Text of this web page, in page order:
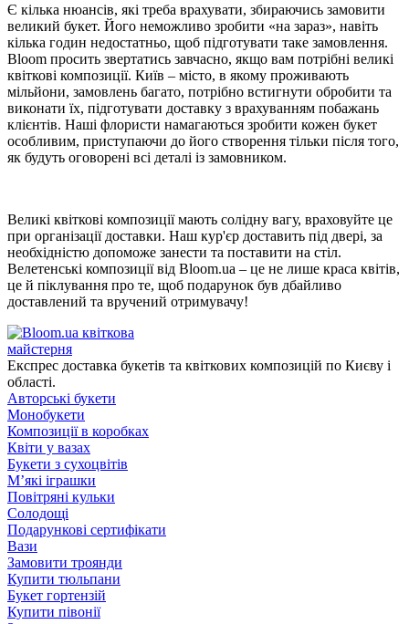
Є кілька нюансів, які треба врахувати, збираючись замовити
великий букет. Його неможливо зробити «на зараз», навіть
кілька годин недостатньо, щоб підготувати таке замовлення.
Bloom просить звертатись завчасно, якщо вам потрібні великі
квіткові композиції. Київ – місто, в якому проживають
мільйони, замовлень багато, потрібно встигнути обробити та
виконати їх, підготувати доставку з врахуванням побажань
клієнтів. Наші флористи намагаються зробити кожен букет
особливим, приступаючи до його створення тільки після того,
як будуть оговорені всі деталі із замовником.
Великі квіткові композиції мають солідну вагу, враховуйте це
при організації доставки. Наш кур'єр доставить під двері, за
необхідністю допоможе занести та поставити на стіл.
Велетенські композиції від Bloom.ua – це не лише краса квітів,
це й піклування про те, щоб подарунок був дбайливо
доставлений та вручений отримувачу!
квіткова
майстерня
Експрес доставка букетів та квіткових композицій по Києву і
області.
Авторські букети
Монобукети
Композиції в коробках
Квіти у вазах
Букети з сухоцвітів
М’які іграшки
Повітряні кульки
Солодощі
Подарункові сертифікати
Вази
Замовити троянди
Купити тюльпани
Букет гортензій
Купити півонії